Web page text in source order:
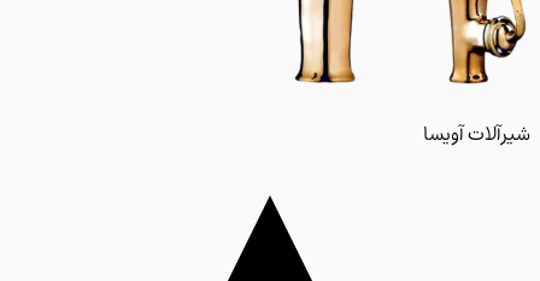
آویسا